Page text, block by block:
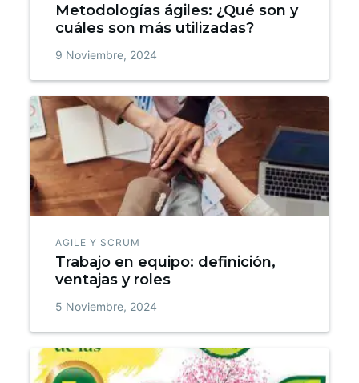
Metodologías ágiles: ¿Qué son y
cuáles son más utilizadas?
9 Noviembre, 2024
AGILE Y SCRUM
Trabajo en equipo: definición,
ventajas y roles
5 Noviembre, 2024